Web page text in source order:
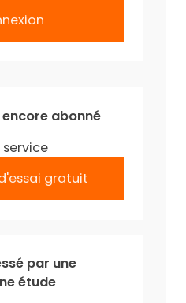
abonné
gratuit
par une
étude